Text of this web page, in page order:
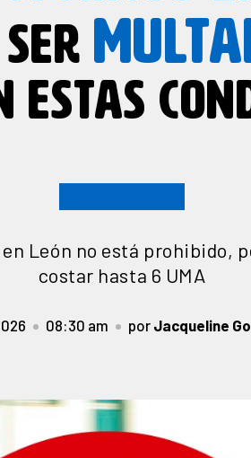
ESTAS
León no está prohibido,
costar hasta 6 UMA
08:30 am por Jacqueline